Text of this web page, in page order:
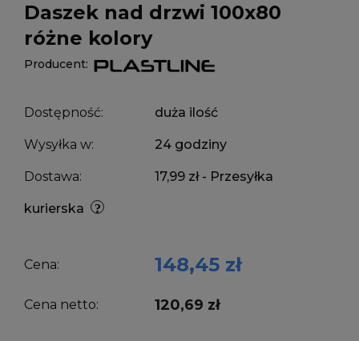
Daszek nad drzwi 100x80
różne kolory
Producent:
Dostępność: duża ilość
Wysyłka w: 24 godziny
Dostawa: 17,99 zł - Przesyłka
kurierska
Cena: 148,45 zł
Cena netto: 120,69 zł